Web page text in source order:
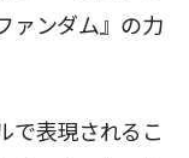
ァンダム』の力
で表現されるこ